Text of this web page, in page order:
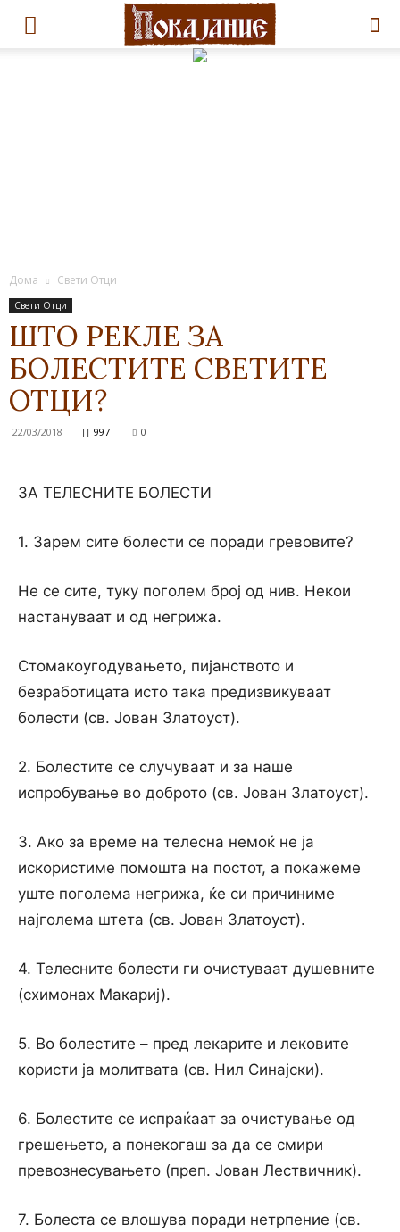
Дома Свети Отци
Свети Отци
ШТО РЕКЛЕ ЗА
БОЛЕСТИТЕ СВЕТИТЕ
ОТЦИ?
22/03/2018 997 0
ЗА ТЕЛЕСНИТЕ БОЛЕСТИ
1. Зарем сите болести се поради гревовите?
Не се сите, туку поголем број од нив. Некои
настануваат и од негрижа.
Стомакоугодувањето, пијанството и
безработицата исто така предизвикуваат
болести (св. Јован Златоуст).
2. Болестите се случуваат и за наше
испробување во доброто (св. Јован Златоуст).
3. Ако за време на телесна немоќ не ја
искористиме помошта на постот, а покажеме
уште поголема негрижа, ќе си причиниме
најголема штета (св. Јован Златоуст).
4. Телесните болести ги очистуваат душевните
(схимонах Макариј).
5. Во болестите – пред лекарите и лековите
користи ја молитвата (св. Нил Синајски).
6. Болестите се испраќаат за очистување од
грешењето, а понекогаш за да се смири
превознесувањето (преп. Јован Лествичник).
7. Болеста се влошува поради нетрпение (св.